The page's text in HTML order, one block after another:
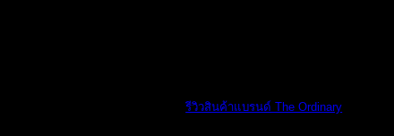
รีวิวสินค้าแบรนด์ The Ordinary